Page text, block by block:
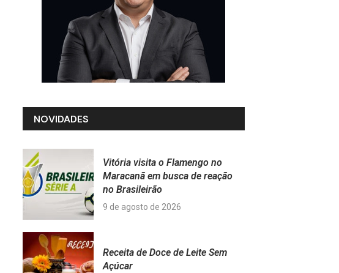
NOVIDADES
Vitória visita o Flamengo no
Maracanã em busca de reação
no Brasileirão
9 de agosto de 2026
Receita de Doce de Leite Sem
Açúcar